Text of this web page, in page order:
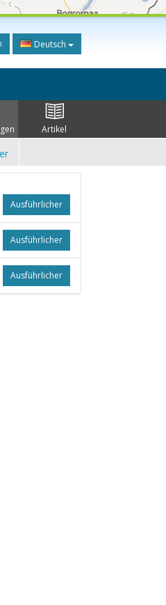
Deutsch
Artikel
Ausführlicher
Ausführlicher
Ausführlicher